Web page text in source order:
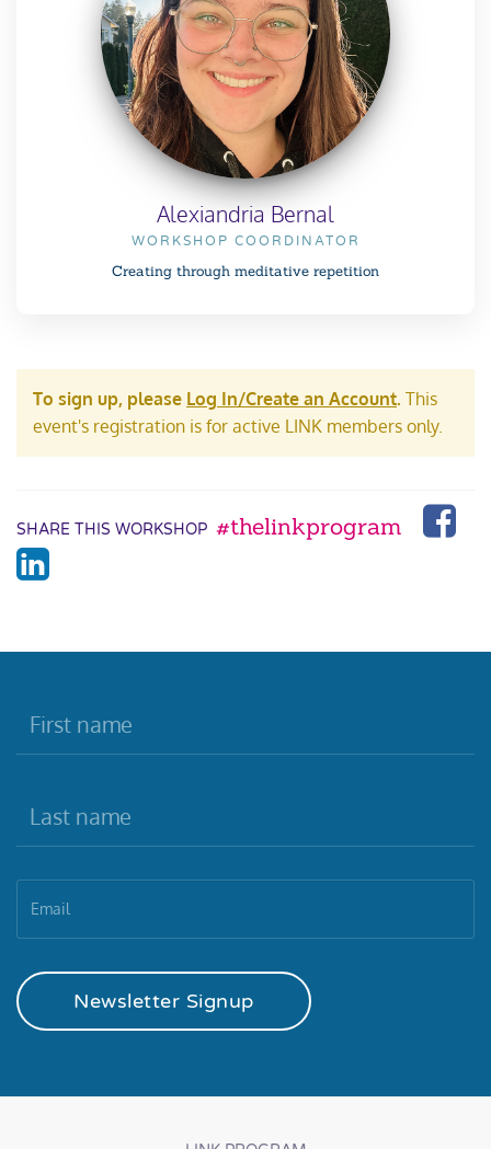
Alexiandria Bernal
WORKSHOP COORDINATOR
Creating through meditative repetition
To sign up, please Log In/Create an Account. This
event's registration is for active LINK members only.
SHARE THIS WORKSHOP #thelinkprogram
Newsletter Signup